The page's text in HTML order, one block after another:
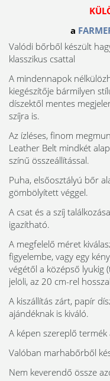
a
Valódi bőrből készült
klasszikus csattal
A mindennapok
kiegészítője bármilyen
díszektől mentes
szíjra is.
Az ízléses, finom
Leather Belt mindkét
színű összeállítással.
Puha, elsőosztályú bőr
gömbölyített véggel.
A csat és a szíj
igazítható.
A megfelelő méret
figyelembe, vagy egy
végétől a középső lyukig
jelöli, az 20 cm-rel
A kiszállítás zárt, papír
ajándéknak is kiváló.
A képen szereplő
Valóban marhabőrből
Nem keverendő össze